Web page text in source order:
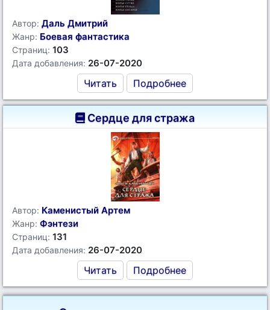
Автор: Даль Дмитрий
Жанр: Боевая фантастика
Страниц: 103
Дата добавления: 26-07-2020
Читать Подробнее
Сердце для стража
Автор: Каменистый Артем
Жанр: Фэнтези
Страниц: 131
Дата добавления: 26-07-2020
Читать Подробнее